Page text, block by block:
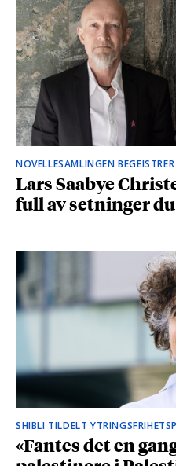
NOVELLESAMLINGEN BEGEISTRER
Lars Saabye
full av setninger
SHIBLI TILDELT
«Fantes det en